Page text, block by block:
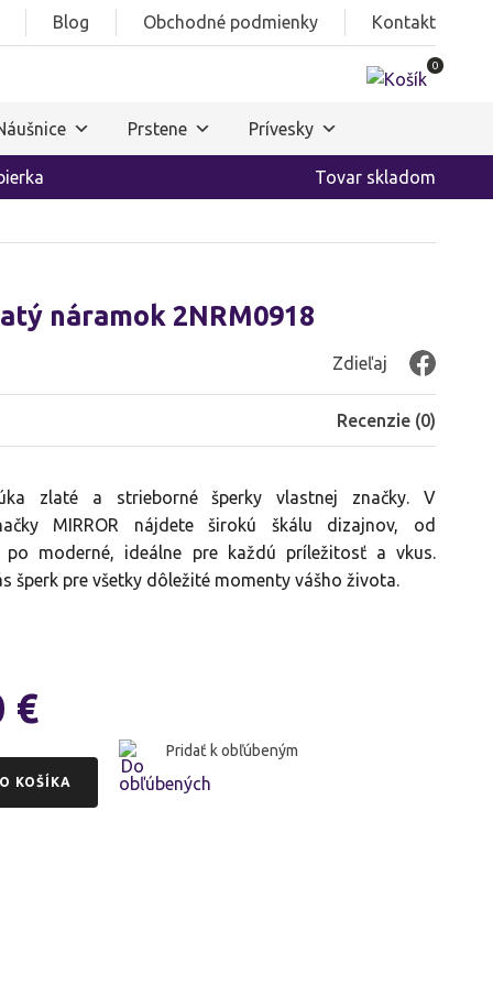
Blog Obchodné podmienky Kontakt
0
Prstene Prívesky
Tovar skladom
náramok 2NRM0918
Zdieľaj
Recenzie (0)
zlaté a strieborné šperky vlastnej značky. V
MIRROR nájdete širokú škálu dizajnov, od
po moderné, ideálne pre každú príležitosť a vkus.
šperk pre všetky dôležité momenty vášho života.
€
KOŠÍKA
Pridať k obľúbeným